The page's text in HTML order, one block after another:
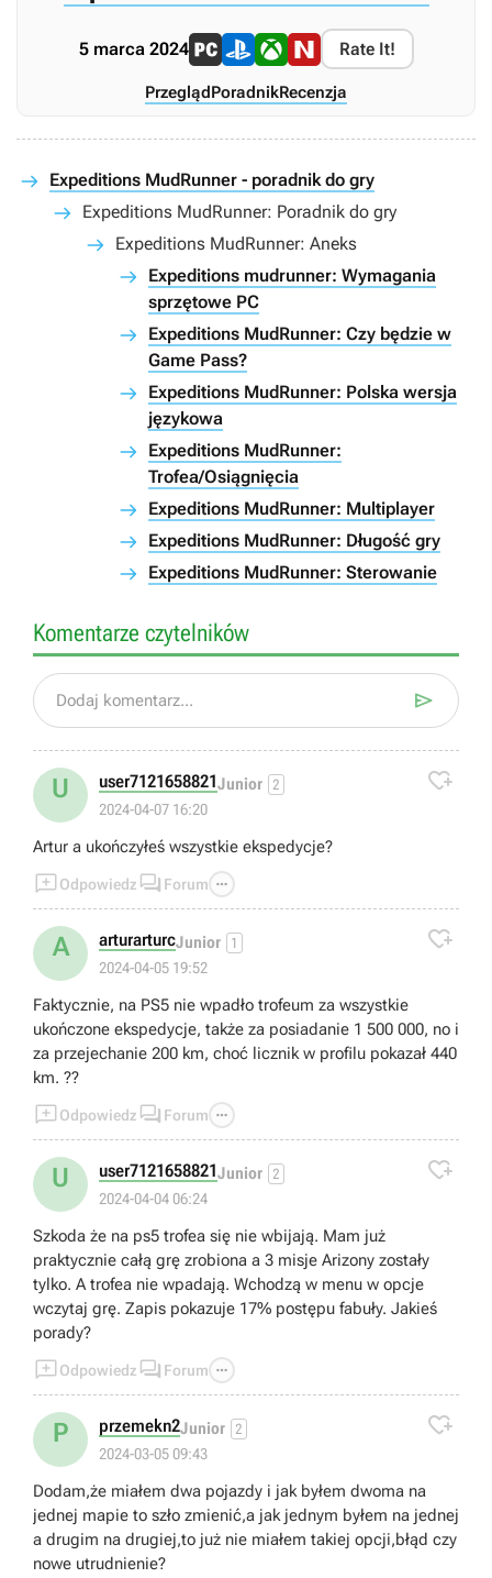
5 marca 2024 Rate It!
PrzeglądPoradnikRecenzja
Expeditions MudRunner - poradnik do gry
Expeditions MudRunner: Poradnik do gry
Expeditions MudRunner: Aneks
Expeditions mudrunner: Wymagania
sprzętowe PC
Expeditions MudRunner: Czy będzie w
Game Pass?
Expeditions MudRunner: Polska wersja
językowa
Expeditions MudRunner:
Trofea/Osiągnięcia
Expeditions MudRunner: Multiplayer
Expeditions MudRunner: Długość gry
Expeditions MudRunner: Sterowanie
Komentarze czytelników
Dodaj komentarz... 
U user7121658821Junior 2
2024-04-07 16:20

Artur a ukończyłeś wszystkie ekspedycje?
Odpowiedz  Forum 
A arturarturcJunior 1
2024-04-05 19:52

Faktycznie, na PS5 nie wpadło trofeum za wszystkie
ukończone ekspedycje, także za posiadanie 1 500 000, no i
za przejechanie 200 km, choć licznik w profilu pokazał 440
km. ??
Odpowiedz  Forum 
U user7121658821Junior 2
2024-04-04 06:24

Szkoda że na ps5 trofea się nie wbijają. Mam już
praktycznie całą grę zrobiona a 3 misje Arizony zostały
tylko. A trofea nie wpadają. Wchodzą w menu w opcje
wczytaj grę. Zapis pokazuje 17% postępu fabuły. Jakieś
porady?
Odpowiedz  Forum 
P przemekn2Junior 2
2024-03-05 09:43

Dodam,że miałem dwa pojazdy i jak byłem dwoma na
jednej mapie to szło zmienić,a jak jednym byłem na jednej
a drugim na drugiej,to już nie miałem takiej opcji,błąd czy
nowe utrudnienie?